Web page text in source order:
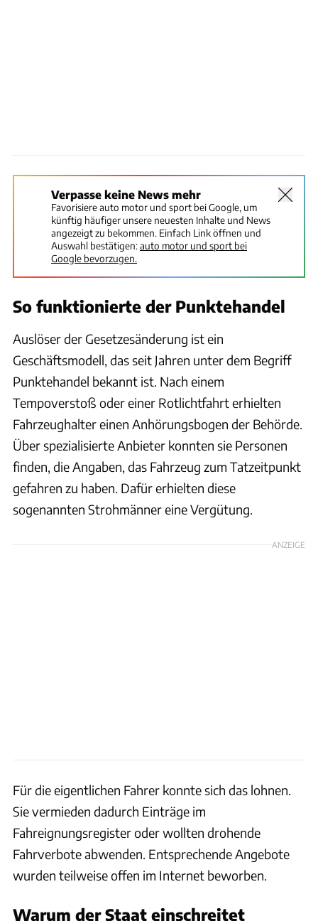
Verpasse keine News mehr
Favorisiere auto motor und sport bei Google, um
künftig häufiger unsere neuesten Inhalte und News
angezeigt zu bekommen. Einfach Link öffnen und
Auswahl bestätigen:auto motor und sport bei
Google bevorzugen.
So funktionierte der Punktehandel
Auslöser der Gesetzesänderung ist ein
Geschäftsmodell, das seit Jahren unter dem Begriff
Punktehandel bekannt ist. Nach einem
Tempoverstoß oder einer Rotlichtfahrt erhielten
Fahrzeughalter einen Anhörungsbogen der Behörde.
Über spezialisierte Anbieter konnten sie Personen
finden, die Angaben, das Fahrzeug zum Tatzeitpunkt
gefahren zu haben. Dafür erhielten diese
sogenannten Strohmänner eine Vergütung.
ANZEIGE
Für die eigentlichen Fahrer konnte sich das lohnen.
Sie vermieden dadurch Einträge im
Fahreignungsregister oder wollten drohende
Fahrverbote abwenden. Entsprechende Angebote
wurden teilweise offen im Internet beworben.
Warum der Staat einschreitet